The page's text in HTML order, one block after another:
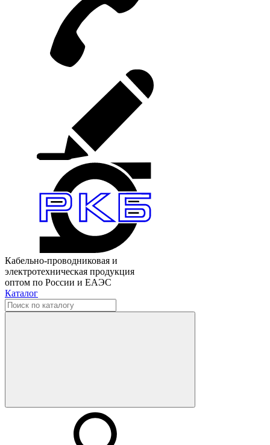
Кабельно-проводниковая и
электротехническая продукция
оптом по России и ЕАЭС
Каталог